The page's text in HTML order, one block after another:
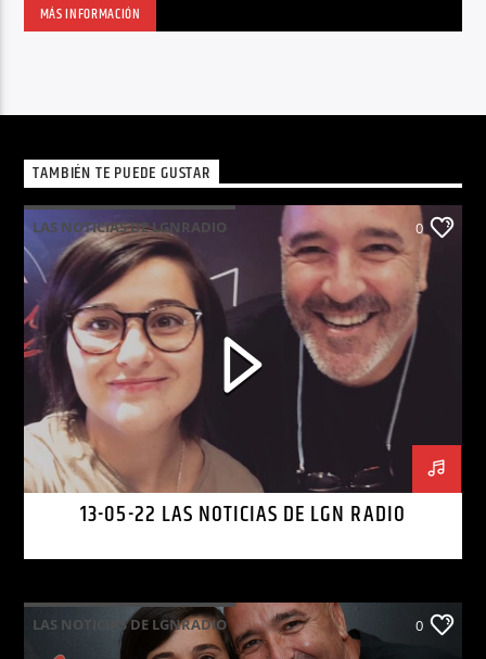
MÁS INFORMACIÓN
TAMBIÉN TE PUEDE GUSTAR
LAS NOTICIAS DE LGNRADIO 0
13-05-22 LAS NOTICIAS DE LGN RADIO
LAS NOTICIAS DE LGNRADIO 0